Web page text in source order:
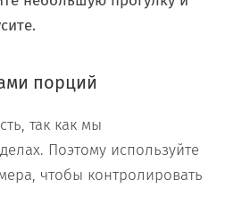
порций
так как мы
Поэтому используйте
чтобы контролировать